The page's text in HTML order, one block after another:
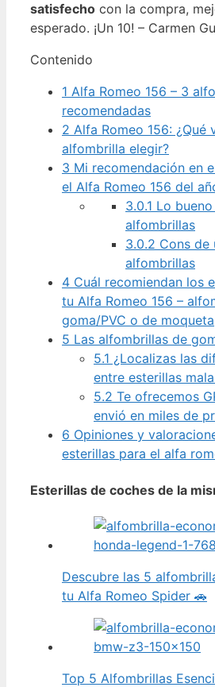
satisfecho con la compra,
esperado. ¡Un 10! – Carmen
Contenido
1 Alfa Romeo 156 – 3
recomendadas
2 Alfa Romeo 156: ¿Qué
alfombrilla elegir?
3 Mi recomendación en
el Alfa Romeo 156 del
3.0.1 Lo
alfombrillas
3.0.2 Cons de
alfombrillas
4 Cuál recomiendan los
tu Alfa Romeo 156 –
goma/PVC o de moqueta
5 Las alfombrillas de
5.1 ¿Localizas las
entre esterillas
5.2 Te ofrecemos
envió en miles de
6 Opiniones y
esterillas para el alfa
Esterillas de coches de la
Descubre las 5
tu Alfa Romeo Spider 🚗
Top 5 Alfombrillas